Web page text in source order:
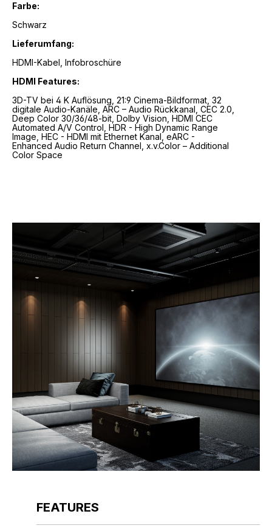
Farbe:
Schwarz
Lieferumfang:
HDMI-Kabel, Infobroschüre
HDMI Features:
3D-TV bei 4 K Auflösung, 21:9 Cinema-Bildformat, 32
digitale Audio-Kanäle, ARC – Audio Rückkanal, CEC 2.0,
Deep Color 30/36/48-bit, Dolby Vision, HDMI CEC
Automated A/V Control, HDR - High Dynamic Range
Image, HEC - HDMI mit Ethernet Kanal, eARC -
Enhanced Audio Return Channel, x.v.Color – Additional
Color Space
FEATURES